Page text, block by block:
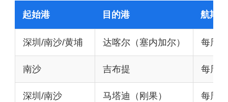
起始港 目的港 航期
深圳/南沙/黄埔 达喀尔（塞内加尔） 每周2
南沙 吉布提 每周2
深圳/南沙 马塔迪（刚果） 每周2